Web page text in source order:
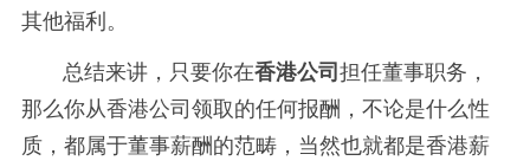
其他福利。
总结来讲，只要你在香港公司担任董事职务，
那么你从香港公司领取的任何报酬，不论是什么性
质，都属于董事薪酬的范畴，当然也就都是香港薪